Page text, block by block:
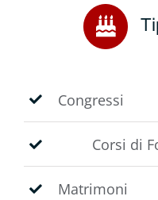
Congressi
Corsi di
Matrimoni